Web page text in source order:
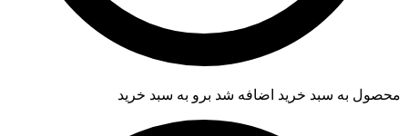
محصول به سبد خرید اضافه شد برو به سبد خرید